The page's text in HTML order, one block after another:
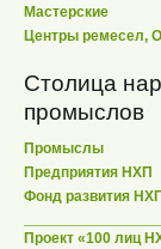
Мастерские
Центры ремесел,
Столица
промыслов
Промыслы
Предприятия НХП
Фонд развития
Проект «100 лиц